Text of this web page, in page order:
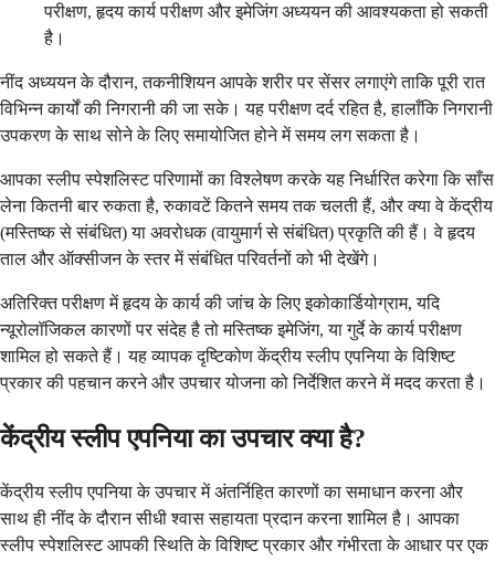
परीक्षण, हृदय कार्य परीक्षण और इमेजिंग अध्ययन की आवश्यकता हो सकती
है।
नींद अध्ययन के दौरान, तकनीशियन आपके शरीर पर सेंसर लगाएंगे ताकि पूरी रात
विभिन्न कार्यों की निगरानी की जा सके। यह परीक्षण दर्द रहित है, हालाँकि निगरानी
उपकरण के साथ सोने के लिए समायोजित होने में समय लग सकता है।
आपका स्लीप स्पेशलिस्ट परिणामों का विश्लेषण करके यह निर्धारित करेगा कि साँस
लेना कितनी बार रुकता है, रुकावटें कितने समय तक चलती हैं, और क्या वे केंद्रीय
(मस्तिष्क से संबंधित) या अवरोधक (वायुमार्ग से संबंधित) प्रकृति की हैं। वे हृदय
ताल और ऑक्सीजन के स्तर में संबंधित परिवर्तनों को भी देखेंगे।
अतिरिक्त परीक्षण में हृदय के कार्य की जांच के लिए इकोकार्डियोग्राम, यदि
न्यूरोलॉजिकल कारणों पर संदेह है तो मस्तिष्क इमेजिंग, या गुर्दे के कार्य परीक्षण
शामिल हो सकते हैं। यह व्यापक दृष्टिकोण केंद्रीय स्लीप एपनिया के विशिष्ट
प्रकार की पहचान करने और उपचार योजना को निर्देशित करने में मदद करता है।
केंद्रीय स्लीप एपनिया का उपचार क्या है?
केंद्रीय स्लीप एपनिया के उपचार में अंतर्निहित कारणों का समाधान करना और
साथ ही नींद के दौरान सीधी श्वास सहायता प्रदान करना शामिल है। आपका
स्लीप स्पेशलिस्ट आपकी स्थिति के विशिष्ट प्रकार और गंभीरता के आधार पर एक